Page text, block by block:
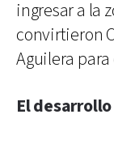
ingresar a la
convirtieron
Aguilera
El